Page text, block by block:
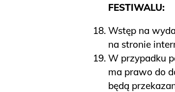
FESTIWALU:
Wstęp na
na stronie
W przypadku
ma prawo do
będą